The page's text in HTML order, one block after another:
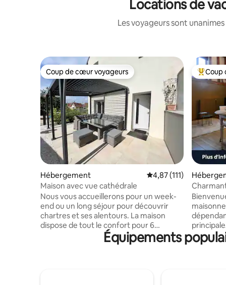
Locations de
Les voyageurs sont
Coup de cœur voyageurs
Coup de cœur voyageurs
Hébergement Évaluation moyenne
4,87 (111)
Maison avec vue cathédrale
Nous vous accueillerons pour un week-
end ou un long séjour pour découvrir
chartres et ses alentours. La maison
dispose de tout le confort pour 6
personnes MAX (1 place parking gratuit)
avec une cuisine équipée, un espace
Coups
Coup
Beauce
notre
Équipements